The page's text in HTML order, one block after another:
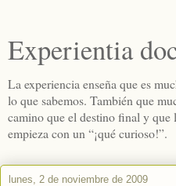
Experientia
La experiencia enseña que es
lo que sabemos. También que
camino que el destino final y que
empieza con un “¡qué curioso!”.
lunes, 2 de noviembre de 2009